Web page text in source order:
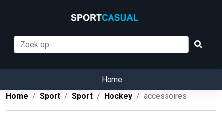
Home
Home
Sport Sport Hockey accessoires